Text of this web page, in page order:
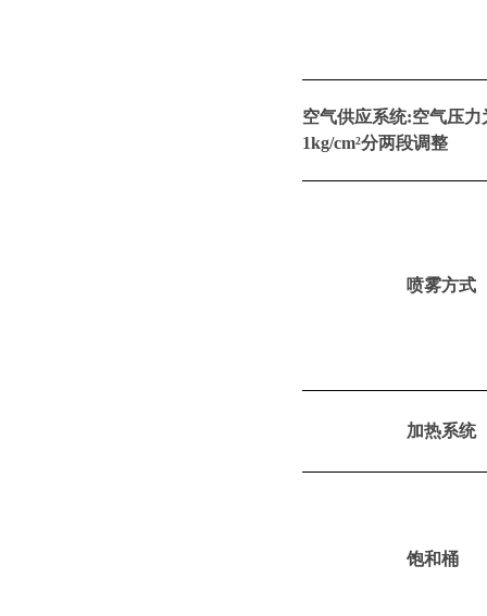
空气供应系统:空气压力
1kg/cm²分两段调整
喷雾方式
加热系统
饱和桶